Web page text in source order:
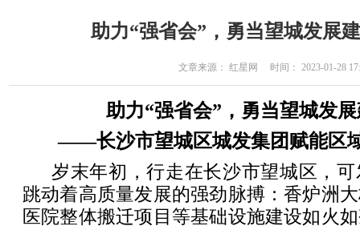
助力“强省会”，勇当望城发展
文章来源： 红星网 时间： 2023-01-28
助力“强省会”，勇当望城发
——长沙市望城区城发集团赋能区
岁末年初，行走在长沙市望城区，
跳动着高质量发展的强劲脉搏：香炉洲
医院整体搬迁项目等基础设施建设如火